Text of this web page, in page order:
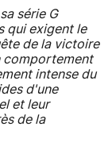
série G
qui exigent le
de la victoire
comportement
intense du
d'une
et leur
de la